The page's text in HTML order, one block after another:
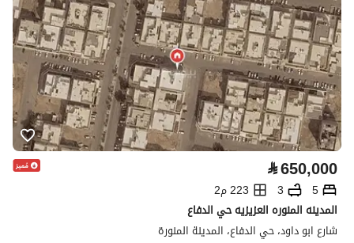
⃁650,000
5
3
223 م2
المدينه المنوره العزيزيه حي الدفاع
شارع ابو داود، حي الدفاع، المدينة المنورة